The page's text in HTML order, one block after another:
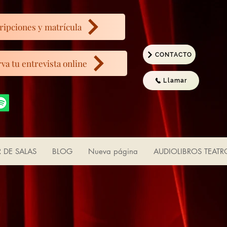
tu entrevista online
Llamar
CONTACTO
y matrícula
DE SALAS BLOG Nueva página AUDIOLIBROS